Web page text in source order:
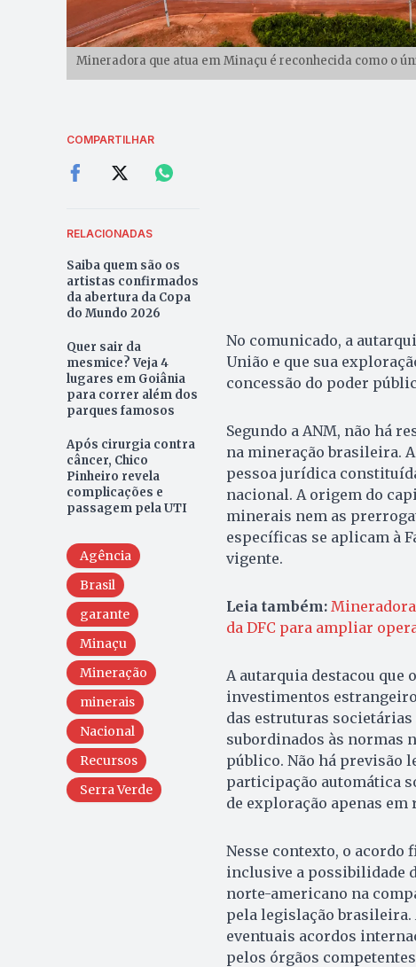
Mineradora que atua em Minaçu é reconhecida como o
COMPARTILHAR
RELACIONADAS
Saiba quem são os
artistas confirmados
da abertura da Copa
do Mundo 2026
Quer sair da
mesmice? Veja 4
lugares em Goiânia
para correr além dos
parques famosos
Após cirurgia contra
câncer, Chico
Pinheiro revela
complicações e
passagem pela UTI
Agência
Brasil
garante
Minaçu
Mineração
minerais
Nacional
Recursos
Serra Verde
No comunicado, a
União e que sua
concessão do poder
Segundo a ANM, não há
na mineração brasileira.
pessoa jurídica
nacional. A origem do
minerais nem as
específicas se aplicam à
vigente.
Leia também:
da DFC para ampliar
A autarquia destacou
investimentos
das estruturas
subordinados às normas
público. Não há previsão
participação automática
de exploração apenas
Nesse contexto, o acordo
inclusive a possibilidade
norte-americano na
pela legislação brasileira.
eventuais acordos
pelos órgãos